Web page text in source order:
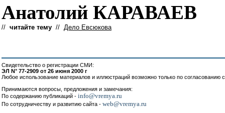
Анатолий КАРАВАЕВ
// читайте тему // Дело Евсюкова
Свидетельство о регистрации СМИ:
ЭЛ N° 77-2909 от 26 июня 2000 г
Любое использование материалов и иллюстраций возможно только по согласованию
Принимаются вопросы, предложения и замечания:
По содержанию публикаций - info@vremya.ru
По сотрудничеству и развитию сайта - web@vremya.ru